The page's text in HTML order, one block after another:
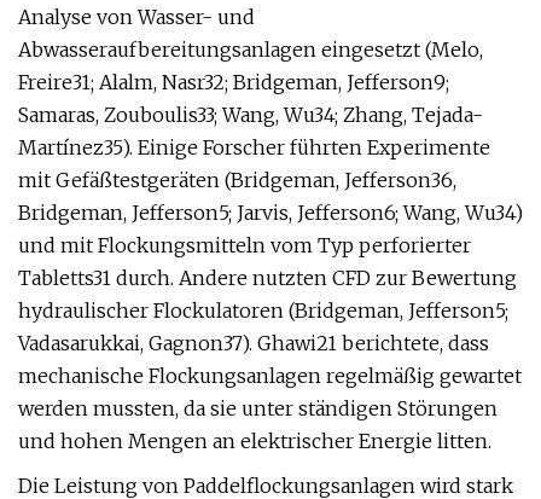
Analyse von Wasser- und
Abwasseraufbereitungsanlagen eingesetzt (Melo,
Freire31; Alalm, Nasr32; Bridgeman, Jefferson9;
Samaras, Zouboulis33; Wang, Wu34; Zhang, Tejada-
Martínez35). Einige Forscher führten Experimente
mit Gefäßtestgeräten (Bridgeman, Jefferson36,
Bridgeman, Jefferson5; Jarvis, Jefferson6; Wang, Wu34)
und mit Flockungsmitteln vom Typ perforierter
Tabletts31 durch. Andere nutzten CFD zur Bewertung
hydraulischer Flockulatoren (Bridgeman, Jefferson5;
Vadasarukkai, Gagnon37). Ghawi21 berichtete, dass
mechanische Flockungsanlagen regelmäßig gewartet
werden mussten, da sie unter ständigen Störungen
und hohen Mengen an elektrischer Energie litten.
Die Leistung von Paddelflockungsanlagen wird stark